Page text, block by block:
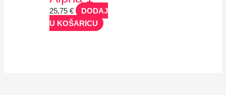
25,75€
DODAJ
U KOŠARICU